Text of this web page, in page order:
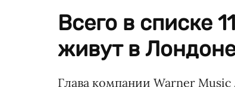
Всего в списке
живут в
Глава компании Warner